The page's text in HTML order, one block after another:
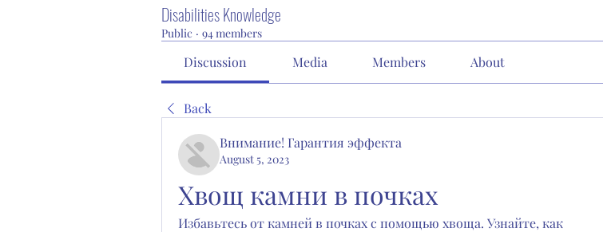
Disabilities Knowledge
Public · 94 members
Discussion Media Members About
Back
Внимание! Гарантия эффекта
August 5, 2023
Хвощ камни в почках
Избавьтесь от камней в почках с помощью хвоща. Узнайте, как